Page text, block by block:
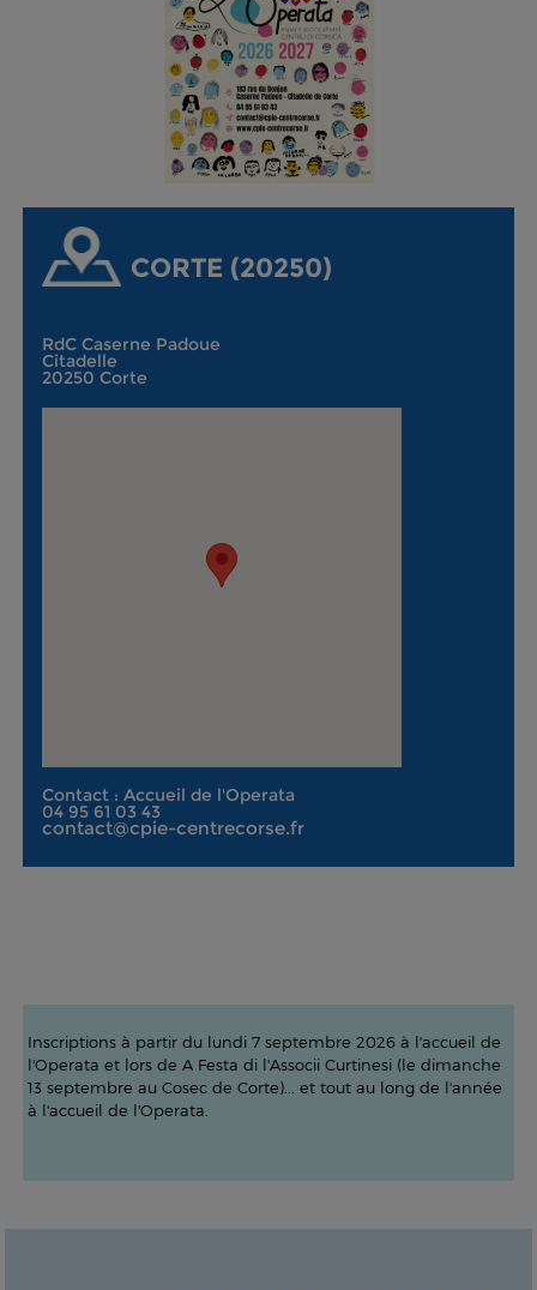
CORTE (20250)
RdC Caserne Padoue
Citadelle
20250 Corte
Contact : Accueil de l'Operata
04 95 61 03 43
contact@cpie-centrecorse.fr
Inscriptions à partir du lundi 7 septembre 2026 à l'accueil de
l'Operata et lors de A Festa di l'Associi Curtinesi (le dimanche
13 septembre au Cosec de Corte)... et tout au long de l'année
à l'accueil de l'Operata.